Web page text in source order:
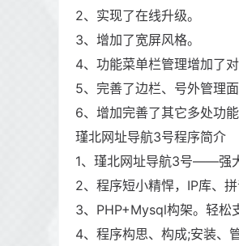
2、实现了在线升级。
3、增加了宽屏风格。
4、功能菜单栏管理增加了
5、完善了边栏、号外管理面
6、增加完善了其它多处功能
瑾北网址导航3号程序简介
1、瑾北网址导航3号——强
2、程序短小精悍，IP库、
3、PHP+Mysql构架。轻松
4、程序构思、构成;安装、